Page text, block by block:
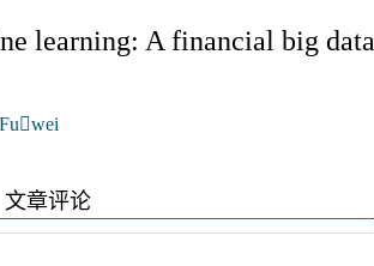
learning: A financial big data
文章评论